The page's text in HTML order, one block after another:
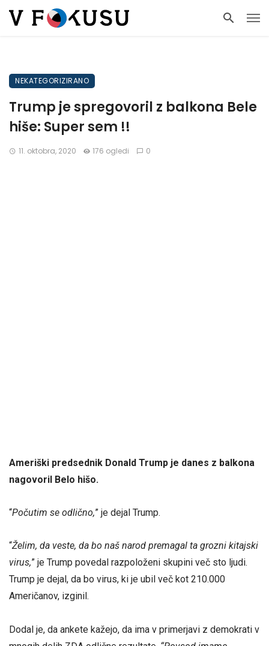
NEKATEGORIZIRANO
Trump je spregovoril z balkona Bele
hiše: Super sem !!
11. oktobra, 2020 176 ogledi 0
Ameriški predsednik Donald Trump je danes z balkona
nagovoril Belo hišo.
“Počutim se odlično,” je dejal Trump.
“Želim, da veste, da bo naš narod premagal ta grozni kitajski
virus,” je Trump povedal razpoloženi skupini več sto ljudi.
Trump je dejal, da bo virus, ki je ubil več kot 210.000
Američanov, izginil.
Dodal je, da ankete kažejo, da ima v primerjavi z demokrati v